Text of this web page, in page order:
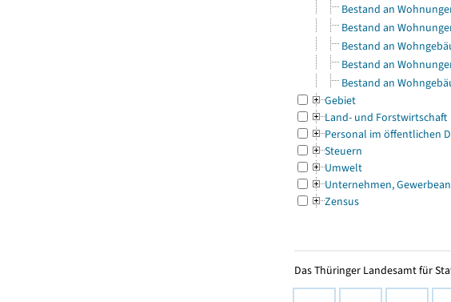
Bestand an
Bestand an
Bestand an
Bestand an
Bestand an
Gebiet
Land- und Forstwirtschaft
Personal im öffentlichen
Steuern
Umwelt
Unternehmen,
Zensus
Das Thüringer Landesamt für